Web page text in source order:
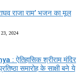
राजा राम’ भजन का मूल
23, 2024
: ऐतिहासिक श्रीराम मंदिर
समारोह के साक्षी बने ये